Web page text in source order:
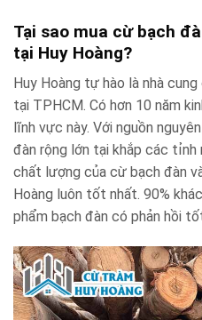
Tại sao mua cừ bạch
tại Huy Hoàng?
Huy Hoàng tự hào là nhà
tại TPHCM. Có hơn 10 năm
lĩnh vực này. Với nguồn
đàn rộng lớn tại khắp các tỉnh
chất lượng của cừ bạch đàn
Hoàng luôn tốt nhất. 90%
phẩm bạch đàn có phản hồi